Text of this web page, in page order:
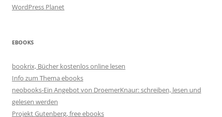
WordPress Planet
EBOOKS
bookrix, Bücher kostenlos online lesen
Info zum Thema ebooks
neobooks-Ein Angebot von DroemerKnaur: schreiben, lesen und
gelesen werden
Projekt Gutenberg, free ebooks